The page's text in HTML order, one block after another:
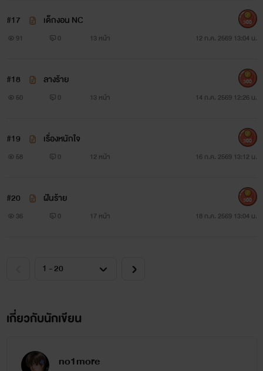
#17 เด็กงอน NC
91 0 13 หน้า 12 ก.ค. 2569 13:04 น.
300
#18 ลางร้าย
50 0 13 หน้า 14 ก.ค. 2569 12:26 น.
300
#19 เรื่องหนักใจ
58 0 12 หน้า 16 ก.ค. 2569 13:12 น.
300
#20 ฝันร้าย
36 0 17 หน้า 18 ก.ค. 2569 13:04 น.
300
เกี่ยวกับนักเขียน
no1more